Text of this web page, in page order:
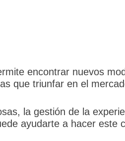
encontrar nuevos
que triunfar en el
la gestión de la
ayudarte a hacer este